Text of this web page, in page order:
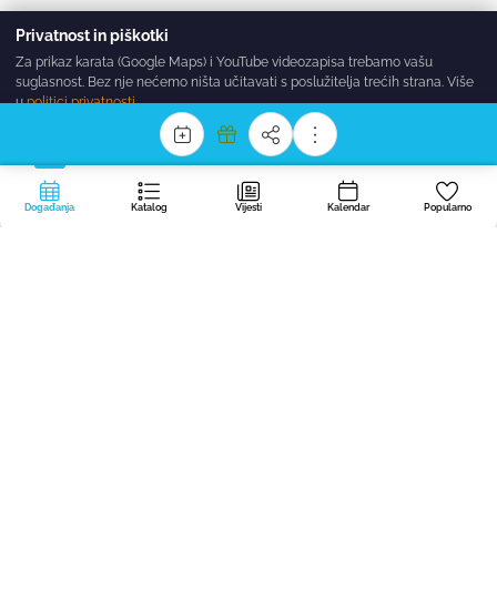
Događanja Katalog Vijesti Kalendar Popularno
Privatnost in piškotki
Za prikaz karata (Google Maps) i YouTube videozapisa trebamo vašu
suglasnost. Bez nje nećemo ništa učitavati s poslužitelja trećih strana. Više
upolitici privatnosti.
Zavrni